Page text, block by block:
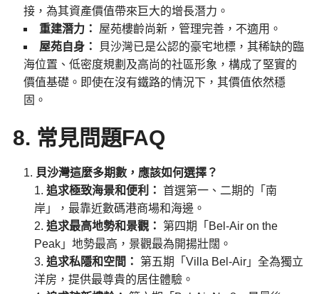
接，為其資產價值帶來巨大的增長潛力。
重建潛力：
屋苑樓齡尚新，管理完善，不適用。
屋苑自身：
貝沙灣已是公認的豪宅地標，其稀缺的臨
海位置、低密度規劃及高尚的社區形象，構成了堅實的
價值基礎。即使在沒有鐵路的情況下，其價值依然穩
固。
8. 常見問題FAQ
貝沙灣這麼多期數，應該如何選擇？
追求極致海景和便利： 首選第一、二期的「南
岸」，最靠近數碼港商場和海邊。
追求最高地勢和景觀：
第四期「Bel-Air on the
Peak」地勢最高，景觀最為開揚壯闊。
追求私隱和空間：
第五期「Villa Bel-Air」全為獨立
洋房，提供最尊貴的居住體驗。